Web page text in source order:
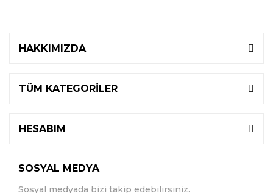
HAKKIMIZDA
TÜM KATEGORİLER
HESABIM
SOSYAL MEDYA
Sosyal medyada bizi takip edebilirsiniz.